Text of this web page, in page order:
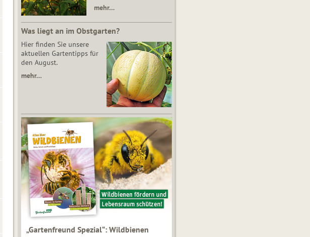
mehr…
Was liegt an im Obstgarten?
Hier finden Sie unsere
aktuellen Gartentipps für
den August.
mehr…
„Gartenfreund Spezial“: Wildbienen